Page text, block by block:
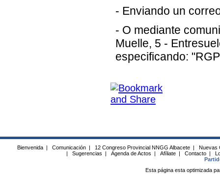
- Enviando un
- O mediante
Muelle, 5 -
especificando:
Bienvenida | Comunicación | 12 Congreso Provincial NNGG Albacete |
Nuevas
|
Sugerencias | Agenda de Actos | Afíliate | Contacto |
Esta página esta optimizada